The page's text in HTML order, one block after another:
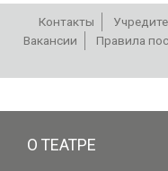
Контакты
Вакансии
Правила
О ТЕАТРЕ